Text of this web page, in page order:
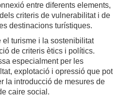
entre diferents elements,
criteris de vulnerabilitat i de
destinacions turístiques.
el turisme i la sostenibilitat
de criteris ètics i polítics.
especialment per les
explotació i opressió que pot
la introducció de mesures de
caire social.